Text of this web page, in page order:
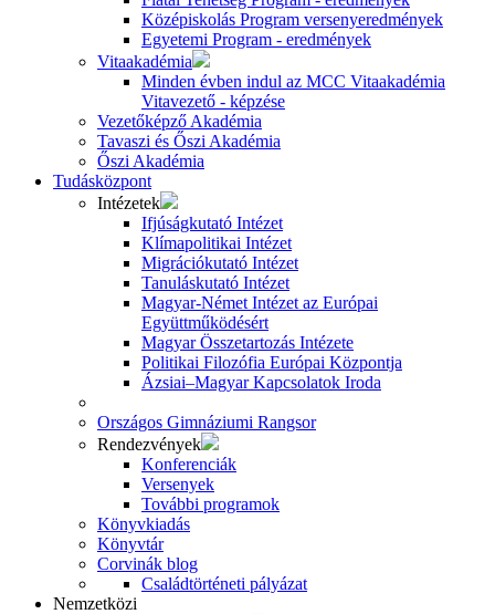
Középiskolás Program versenyeredmények
Egyetemi Program - eredmények
Vitaakadémia
Minden évben indul az MCC Vitaakadémia
Vitavezető - képzése
Vezetőképző Akadémia
Tavaszi és Őszi Akadémia
Őszi Akadémia
Tudásközpont
Intézetek
Ifjúságkutató Intézet
Klímapolitikai Intézet
Migrációkutató Intézet
Tanuláskutató Intézet
Magyar-Német Intézet az Európai
Együttműködésért
Magyar Összetartozás Intézete
Politikai Filozófia Európai Központja
Ázsiai–Magyar Kapcsolatok Iroda
Országos Gimnáziumi Rangsor
Rendezvények
Konferenciák
Versenyek
További programok
Könyvkiadás
Könyvtár
Corvinák blog
Családtörténeti pályázat
Nemzetközi